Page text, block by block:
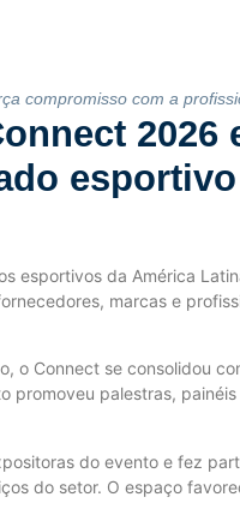
compromisso com a
esportivos da América
marcas e
o Connect se consolidou
promoveu palestras,
do evento e fez
do setor. O espaço